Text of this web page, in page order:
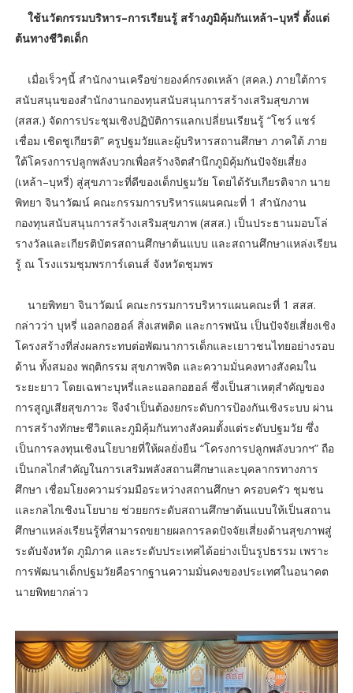
ใช้นวัตกรรมบริหาร–การเรียนรู้ สร้างภูมิคุ้มกันเหล้า–บุหรี่ ตั้งแต่
ต้นทางชีวิตเด็ก
เมื่อเร็วๆนี้ สำนักงานเครือข่ายองค์กรงดเหล้า (สคล.) ภายใต้การ
สนับสนุนของสำนักงานกองทุนสนับสนุนการสร้างเสริมสุขภาพ
(สสส.) จัดการประชุมเชิงปฏิบัติการแลกเปลี่ยนเรียนรู้ “โชว์ แชร์
เชื่อม เชิดชูเกียรติ” ครูปฐมวัยและผู้บริหารสถานศึกษา ภาคใต้ ภาย
ใต้โครงการปลูกพลังบวกเพื่อสร้างจิตสำนึกภูมิคุ้มกันปัจจัยเสี่ยง
(เหล้า–บุหรี่) สู่สุขภาวะที่ดีของเด็กปฐมวัย โดยได้รับเกียรติจาก นาย
พิทยา จินาวัฒน์ คณะกรรมการบริหารแผนคณะที่ 1 สำนักงาน
กองทุนสนับสนุนการสร้างเสริมสุขภาพ (สสส.) เป็นประธานมอบโล่
รางวัลและเกียรติบัตรสถานศึกษาต้นแบบ และสถานศึกษาแหล่งเรียน
รู้ ณ โรงแรมชุมพรการ์เดนส์ จังหวัดชุมพร
นายพิทยา จินาวัฒน์ คณะกรรมการบริหารแผนคณะที่ 1 สสส.
กล่าวว่า บุหรี่ แอลกอฮอล์ สิ่งเสพติด และการพนัน เป็นปัจจัยเสี่ยงเชิง
โครงสร้างที่ส่งผลกระทบต่อพัฒนาการเด็กและเยาวชนไทยอย่างรอบ
ด้าน ทั้งสมอง พฤติกรรม สุขภาพจิต และความมั่นคงทางสังคมใน
ระยะยาว โดยเฉพาะบุหรี่และแอลกอฮอล์ ซึ่งเป็นสาเหตุสำคัญของ
การสูญเสียสุขภาวะ จึงจำเป็นต้องยกระดับการป้องกันเชิงระบบ ผ่าน
การสร้างทักษะชีวิตและภูมิคุ้มกันทางสังคมตั้งแต่ระดับปฐมวัย ซึ่ง
เป็นการลงทุนเชิงนโยบายที่ให้ผลยั่งยืน “โครงการปลูกพลังบวกฯ” ถือ
เป็นกลไกสำคัญในการเสริมพลังสถานศึกษาและบุคลากรทางการ
ศึกษา เชื่อมโยงความร่วมมือระหว่างสถานศึกษา ครอบครัว ชุมชน
และกลไกเชิงนโยบาย ช่วยยกระดับสถานศึกษาต้นแบบให้เป็นสถาน
ศึกษาแหล่งเรียนรู้ที่สามารถขยายผลการลดปัจจัยเสี่ยงด้านสุขภาพสู่
ระดับจังหวัด ภูมิภาค และระดับประเทศได้อย่างเป็นรูปธรรม เพราะ
การพัฒนาเด็กปฐมวัยคือรากฐานความมั่นคงของประเทศในอนาคต
นายพิทยากล่าว